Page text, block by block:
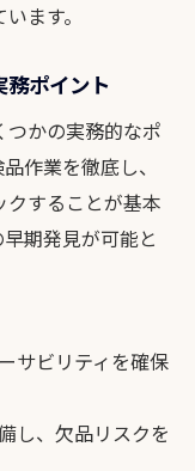
を左右する
ことの効果
品質を守る鍵
管理で変わる
向上の秘訣
上を実現す
く部品管理の
ます。
ポイント
かの実務的なポ
作業を徹底し、
することが基本
期発見が可能と
サビリティを確保
し、欠品リスクを